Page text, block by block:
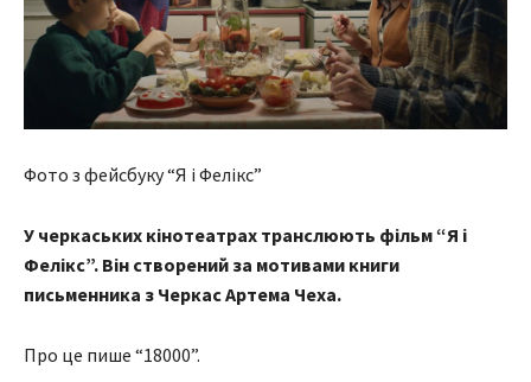
Фото з фейсбуку “Я і Фелікс”
У черкаських кінотеатрах транслюють фільм “Я і
Фелікс”. Він створений за мотивами книги
письменника з Черкас Артема Чеха.
Про це пише “18000”.